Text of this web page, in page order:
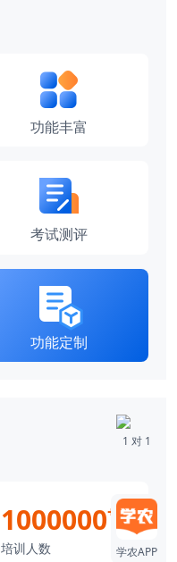
功能丰富
考试测评
功能定制
1000000+
培训人数
1 对 1
学农APP